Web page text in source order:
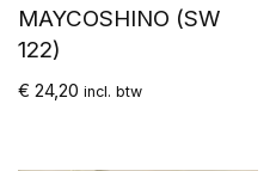
MAYCOSHINO (SW
122)
€ 24,20 incl. btw